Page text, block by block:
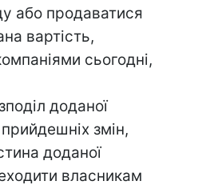
або продаватися
вартість,
сьогодні,
доданої
прийдешніх змін,
доданої
власникам